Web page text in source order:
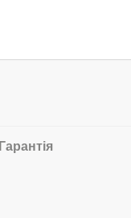
Гарантія